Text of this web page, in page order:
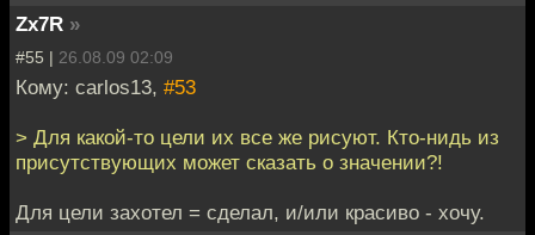
Zx7R »
#55 | 26.08.09 02:09
Кому: carlos13, #53
> Для какой-то цели их все же рисуют. Кто-нидь из
присутствующих может сказать о значении?!
Для цели захотел = сделал, и/или красиво - хочу.